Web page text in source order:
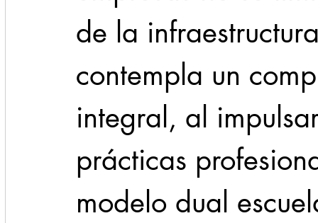
de la
contempla un
integral, al
prácticas
modelo dual